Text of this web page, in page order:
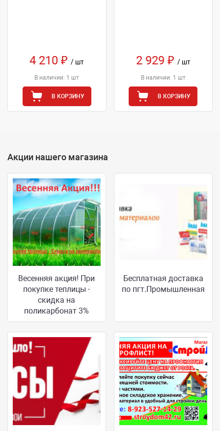
4 210 ₽/ шт
В наличии: 1 шт
В КОРЗИНУ
2 929 ₽ / шт
В наличии: 1 шт
В КОРЗИНУ
Акции нашего магазина
Весенняя акция! При
покупке теплицы -
скидка на
поликарбонат 3%
Бесплатная доставка
по пгт.Промышленная